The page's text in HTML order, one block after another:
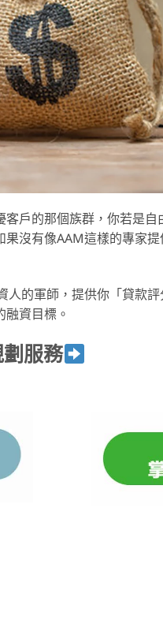
戶的那個族群，你若是
沒有像AAM這樣的專家
的軍師，提供你「貸款
資目標。
服務